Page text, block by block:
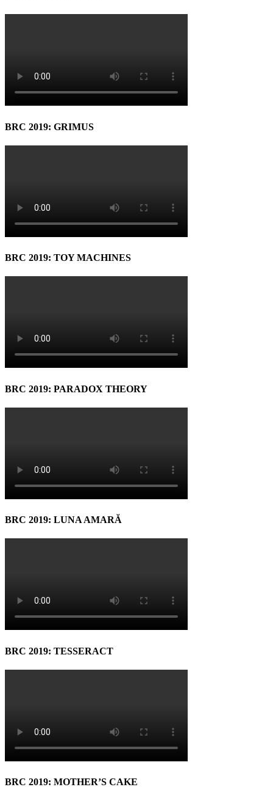
BRC 2019: GRIMUS
BRC 2019: TOY MACHINES
BRC 2019: PARADOX THEORY
BRC 2019: LUNA AMARĂ
BRC 2019: TESSERACT
BRC 2019: MOTHER’S CAKE